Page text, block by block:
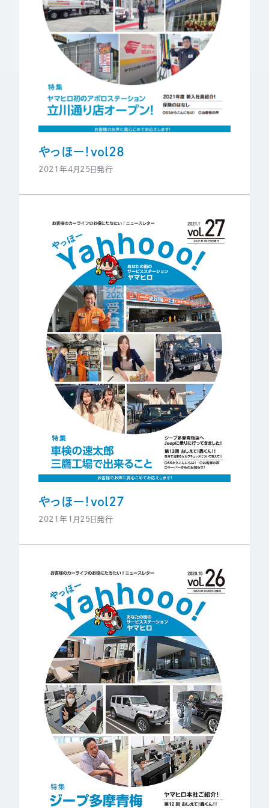
やっほー！vol28
2021年4月25日発行
やっほー！vol27
2021年1月25日発行